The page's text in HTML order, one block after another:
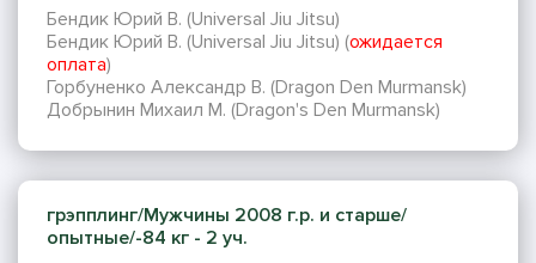
Бендик Юрий В. (Universal Jiu Jitsu)
Бендик Юрий В. (Universal Jiu Jitsu) (ожидается
оплата)
Горбуненко Александр В. (Dragon Den Murmansk)
Добрынин Михаил М. (Dragon's Den Murmansk)
грэпплинг/Мужчины 2008 г.р. и старше/
опытные/-84 кг - 2 уч.